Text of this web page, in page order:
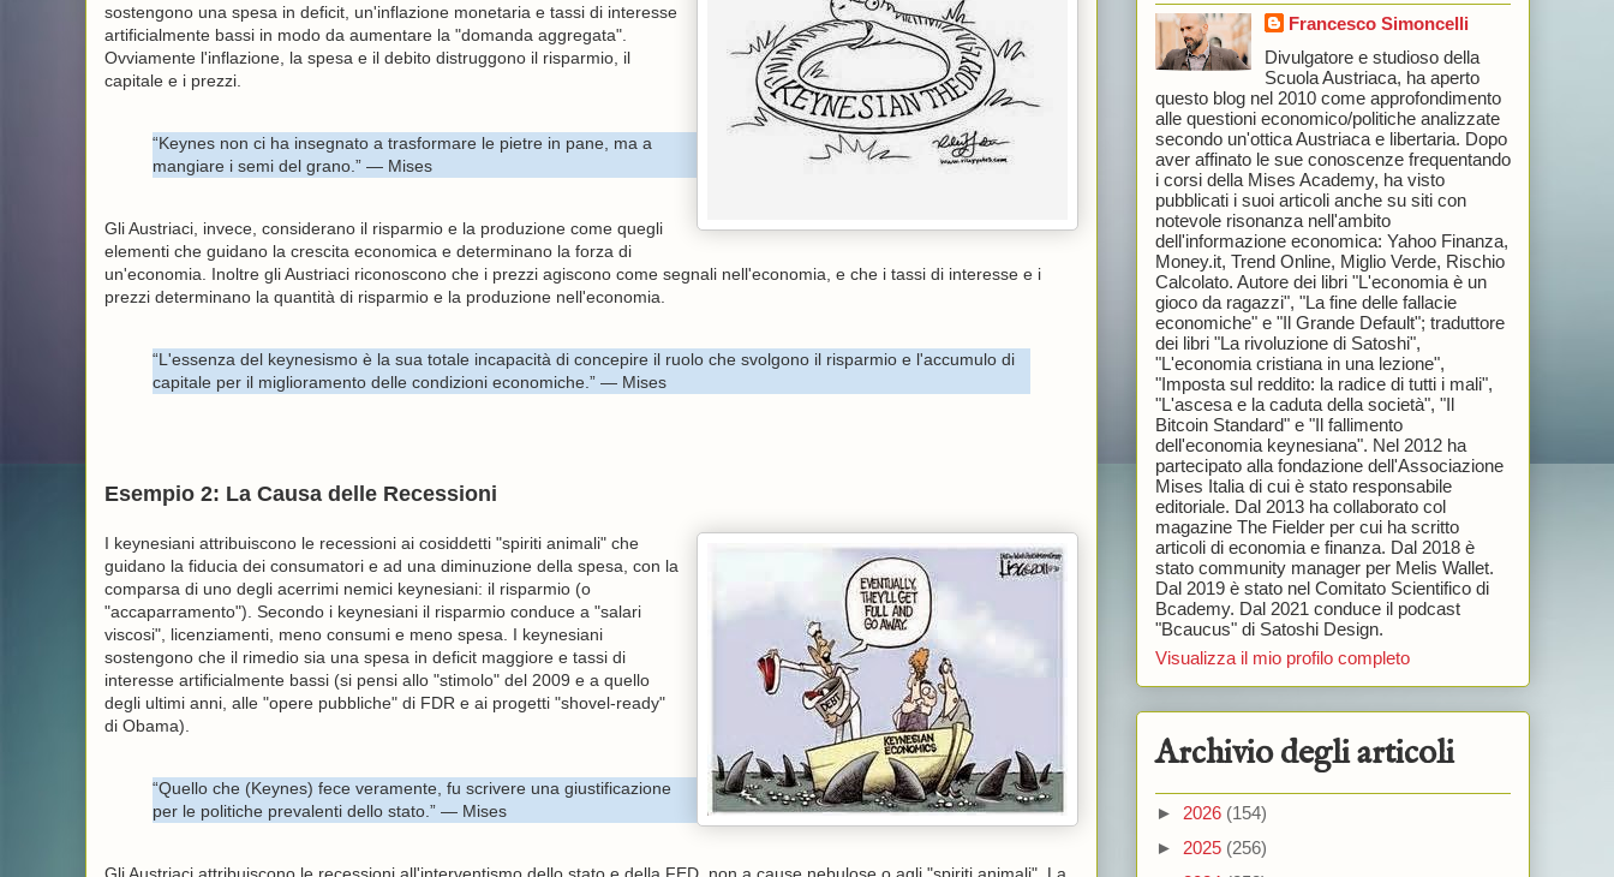
sostengono una spesa in deficit, un'inflazione monetaria e tassi di interesse
artificialmente bassi in modo da aumentare la "domanda aggregata".
Ovviamente l'inflazione, la spesa e il debito distruggono il risparmio, il
capitale e i prezzi.
“Keynes non ci ha insegnato a trasformare le pietre in pane, ma a
mangiare i semi del grano.” — Mises
Gli Austriaci, invece, considerano il risparmio e la produzione come quegli
elementi che guidano la crescita economica e determinano la forza di
un'economia. Inoltre gli Austriaci riconoscono che i prezzi agiscono come segnali nell'economia, e che i tassi di interesse e i
prezzi determinano la quantità di risparmio e la produzione nell'economia.
“L'essenza del keynesismo è la sua totale incapacità di concepire il ruolo che svolgono il risparmio e l'accumulo di
capitale per il miglioramento delle condizioni economiche.” — Mises
Esempio 2: La Causa delle Recessioni
I keynesiani attribuiscono le recessioni ai cosiddetti "spiriti animali" che
guidano la fiducia dei consumatori e ad una diminuzione della spesa, con la
comparsa di uno degli acerrimi nemici keynesiani: il risparmio (o
"accaparramento"). Secondo i keynesiani il risparmio conduce a "salari
viscosi", licenziamenti, meno consumi e meno spesa. I keynesiani
sostengono che il rimedio sia una spesa in deficit maggiore e tassi di
interesse artificialmente bassi (si pensi allo "stimolo" del 2009 e a quello
degli ultimi anni, alle "opere pubbliche" di FDR e ai progetti "shovel-ready"
di Obama).
“Quello che (Keynes) fece veramente, fu scrivere una giustificazione
per le politiche prevalenti dello stato.” — Mises
Francesco Simoncelli
Divulgatore e studioso della
Scuola Austriaca, ha aperto
questo blog nel 2010 come approfondimento
alle questioni economico/politiche analizzate
secondo un'ottica Austriaca e libertaria. Dopo
aver affinato le sue conoscenze frequentando
i corsi della Mises Academy, ha visto
pubblicati i suoi articoli anche su siti con
notevole risonanza nell'ambito
dell'informazione economica: Yahoo Finanza,
Money.it, Trend Online, Miglio Verde, Rischio
Calcolato. Autore dei libri "L'economia è un
gioco da ragazzi", "La fine delle fallacie
economiche" e "Il Grande Default"; traduttore
dei libri "La rivoluzione di Satoshi",
"L'economia cristiana in una lezione",
"Imposta sul reddito: la radice di tutti i mali",
"L'ascesa e la caduta della società", "Il
Bitcoin Standard" e "Il fallimento
dell'economia keynesiana". Nel 2012 ha
partecipato alla fondazione dell'Associazione
Mises Italia di cui è stato responsabile
editoriale. Dal 2013 ha collaborato col
magazine The Fielder per cui ha scritto
articoli di economia e finanza. Dal 2018 è
stato community manager per Melis Wallet.
Dal 2019 è stato nel Comitato Scientifico di
Bcademy. Dal 2021 conduce il podcast
"Bcaucus" di Satoshi Design.
Visualizza il mio profilo completo
Archivio degli articoli
► 2026 (154)
► 2025 (256)